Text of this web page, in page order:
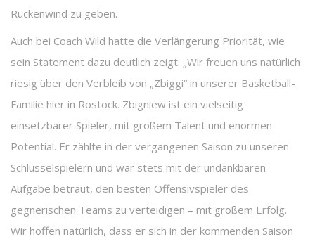
Rückenwind zu geben.
Auch bei Coach Wild hatte die Verlängerung Priorität, wie
sein Statement dazu deutlich zeigt: „Wir freuen uns natürlich
riesig über den Verbleib von „Zbiggi“ in unserer Basketball-
Familie hier in Rostock. Zbigniew ist ein vielseitig
einsetzbarer Spieler, mit großem Talent und enormen
Potential. Er zählte in der vergangenen Saison zu unseren
Schlüsselspielern und war stets mit der undankbaren
Aufgabe betraut, den besten Offensivspieler des
gegnerischen Teams zu verteidigen – mit großem Erfolg.
Wir hoffen natürlich, dass er sich in der kommenden Saison